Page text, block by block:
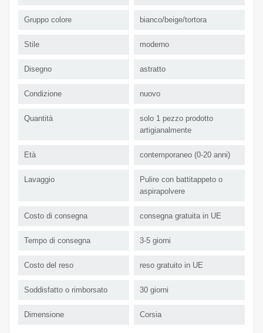
Gruppo colore bianco/beige/tortora
Stile moderno
Disegno astratto
Condizione nuovo
Quantità
solo 1 pezzo prodotto
artigianalmente
Età contemporaneo (0-20 anni)
Lavaggio
Pulire con battitappeto o
aspirapolvere
Costo di consegna consegna gratuita in UE
Tempo di consegna 3-5 giorni
Costo del reso reso gratuito in UE
Soddisfatto o rimborsato 30 giorni
Dimensione Corsia